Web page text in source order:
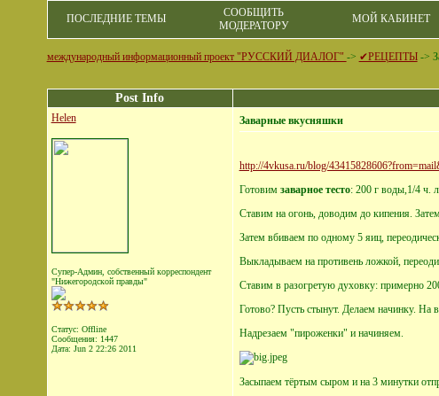
ПОСЛЕДНИЕ ТЕМЫ
СООБЩИТЬ
МОДЕРАТОРУ
МОЙ КАБИНЕТ
международный информационный проект "РУССКИЙ ДИАЛОГ" -> ✔РЕЦЕПТЫ->
Post Info
Helen
Супер-Админ, собственный корреспондент
"Нижегородской правды"
Статус: Offline
Сообщения: 1447
Дата: Jun 2 22:26 2011
Заварные вкусняшки
http://4vkusa.ru/blog/
Готовим заварное тесто: 200 г воды,1/4 ч.
Ставим на огонь, доводим до кипения.
Затем вбиваем по одному 5 яиц,
Выкладываем на противень ложкой,
Ставим в разогретую духовку: примерно
Готово? Пусть стынут. Делаем начинку.
Надрезаем "пироженки" и начиняем.
Засыпаем тёртым сыром и на 3 минутки